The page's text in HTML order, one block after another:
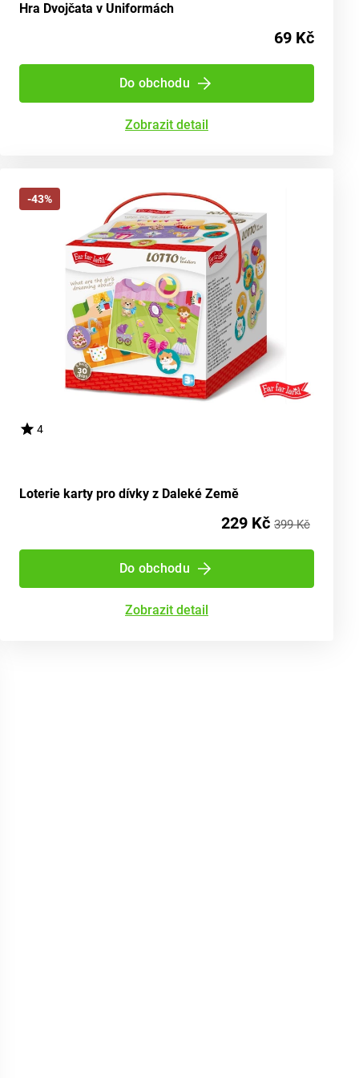
Hra Dvojčata v Uniformách
69 Kč
Do obchodu
Zobrazit detail
-43%
4
Loterie karty pro dívky z Daleké Země
229 Kč 399 Kč
Do obchodu
Zobrazit detail